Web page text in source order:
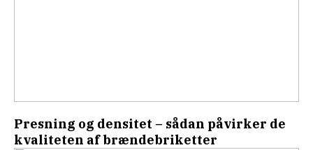
Presning og densitet – sådan påvirker de
kvaliteten af brænde­briketter